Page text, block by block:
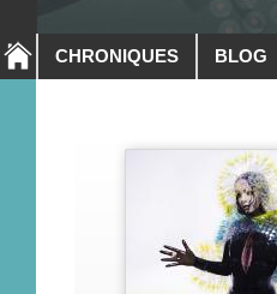
CHRONIQUES BLOG